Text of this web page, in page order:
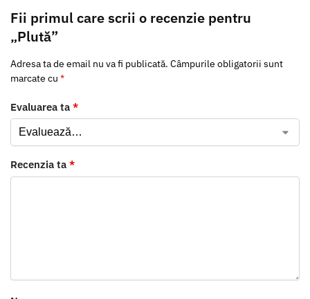
Fii primul care scrii o recenzie pentru
„Plută”
Adresa ta de email nu va fi publicată. Câmpurile obligatorii sunt
marcate cu *
Evaluarea ta *
Recenzia ta *